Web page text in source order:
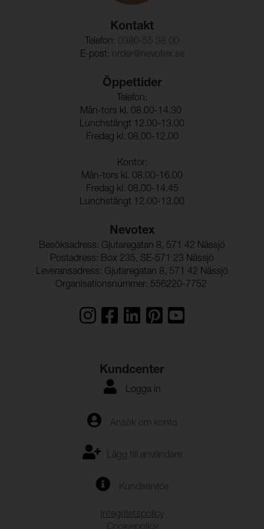
Dimensionsändring Varp: - 2,3 %
Dimensionsändring Väft:
ISO 105-C06
4-5
Färghärdighet mot
ISO 105-D01
4-5
Färghärdighet mot
5 (ISO 105-E01)
Kontakt
Telefon: 0380-55 38 00
E-post: order@nevotex.se
Öppettider
Telefon:
Mån-tors kl. 08.00-14.30
Lunchstängt 12.00-13.00
Fredag kl. 08.00-12.00
Kontor:
Mån-tors kl. 08.00-16.00
Fredag kl. 08.00-14.45
Lunchstängt 12.00-13.00
Nevotex
Besöksadress: Gjutaregatan 8, 571 42 Nässjö
Postadress: Box 235, SE-571 23 Nässjö
Leveransadress: Gjutaregatan 8, 571 42 Nässjö
Organisationsnummer: 556220-7752
Kundcenter
Logga in
Ansök om konto
Lägg till användare
Kundservice
Integritetspolicy